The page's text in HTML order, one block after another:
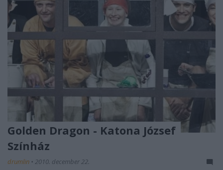
Golden Dragon - Katona József
Színház
drumlin • 2010. december 22.